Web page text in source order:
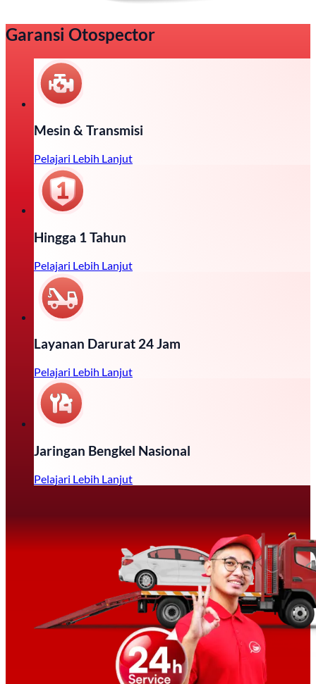
Garansi Otospector
Mesin & Transmisi
Pelajari Lebih Lanjut
Hingga 1 Tahun
Pelajari Lebih Lanjut
Layanan Darurat 24 Jam
Pelajari Lebih Lanjut
Jaringan Bengkel Nasional
Pelajari Lebih Lanjut